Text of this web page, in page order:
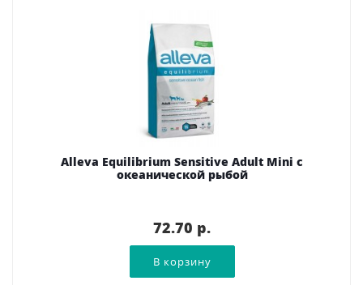
Alleva Equilibrium Sensitive Adult Mini с
океанической рыбой
72.70 p.